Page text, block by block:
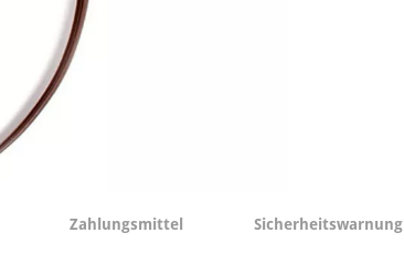
Zahlungsmittel Sicherheitswarnung